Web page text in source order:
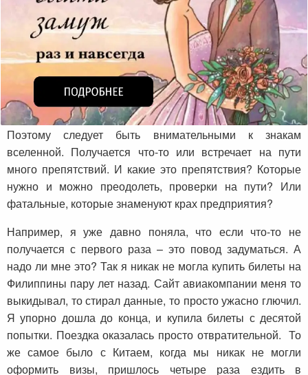
Поэтому следует быть внимательными к знакам
вселенной. Получается что-то или встречает на пути
много препятствий. И какие это препятствия? Которые
нужно и можно преодолеть, проверки на пути? Или
фатальные, которые знаменуют крах предприятия?
Например, я уже давно поняла, что если что-то не
получается с первого раза – это повод задуматься. А
надо ли мне это? Так я никак не могла купить билеты на
Филиппины пару лет назад. Сайт авиакомпании меня то
выкидывал, то стирал данные, то просто ужасно глючил.
Я упорно дошла до конца, и купила билеты с десятой
попытки. Поездка оказалась просто отвратительной. То
же самое было с Китаем, когда мы никак не могли
оформить визы, пришлось четыре раза ездить в